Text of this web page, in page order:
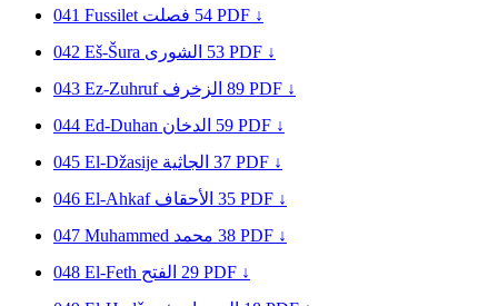
041 Fussilet فصلت 54 PDF ↓
042 Eš-Šura الشورى 53 PDF ↓
043 Ez-Zuhruf الزخرف 89 PDF ↓
044 Ed-Duhan الدخان 59 PDF ↓
045 El-Džasije الجاثية 37 PDF ↓
046 El-Ahkaf الأحقاف 35 PDF ↓
047 Muhammed محمد 38 PDF ↓
048 El-Feth الفتح 29 PDF ↓